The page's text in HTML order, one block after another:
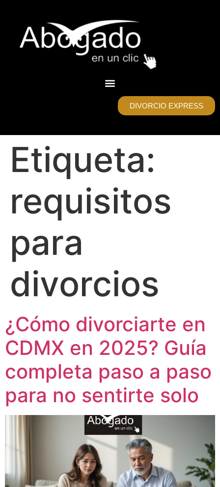
DIVORCIO EXPRESS
Etiqueta:
requisitos
para
divorcios
¿Cómo divorciarte en
CDMX en 2025? Guía
completa paso a paso
para no sentirte solo